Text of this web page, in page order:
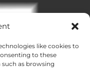
like cookies to
to these
as browsing